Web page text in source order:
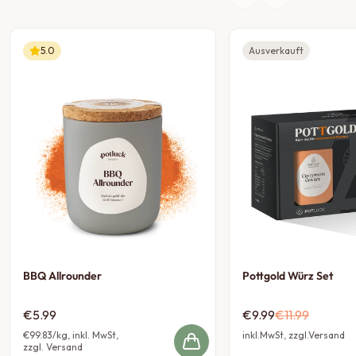
5.0
BBQ Allrounder
€5.99
€99.83/kg, inkl. MwSt,
zzgl. Versand
Ausverkauft
Pottgold Würz Set
€9.99€11.99
inkl.MwSt, zzgl.Versand